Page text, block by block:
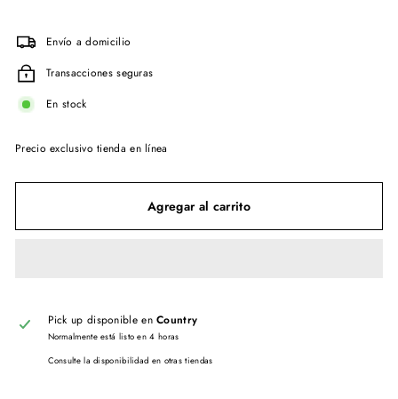
Envío a domicilio
Transacciones seguras
En stock
Precio exclusivo tienda en línea
Agregar al carrito
Pick up disponible enCountry
Normalmente está listo en 4 horas
Consulte la disponibilidad en otras tiendas